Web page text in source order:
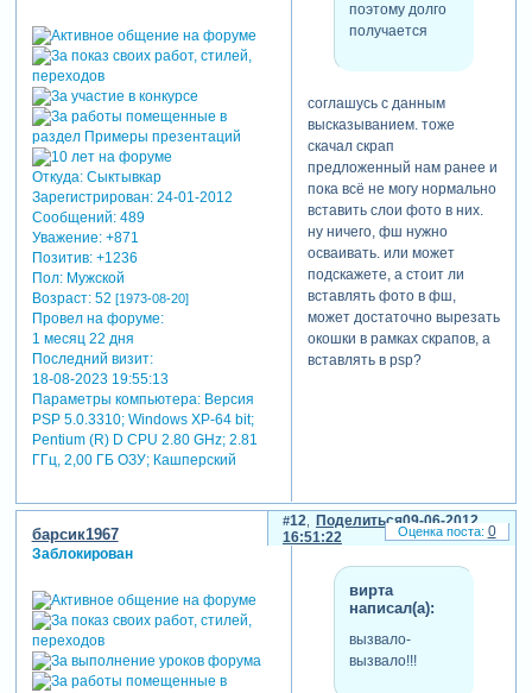
Откуда:Сыктывкар
Зарегистрирован: 24-01-2012
Сообщений:489
Уважение: +871
Позитив: +1236
Пол:Мужской
Возраст:52 [1973-08-20]
Провел на форуме:
1 месяц 22 дня
Последний визит:
18-08-2023 19:55:13
Параметры компьютера:Версия
PSP 5.0.3310; Windows XP-64 bit;
Pentium (R) D CPU 2.80 GHz; 2.81
ГГц, 2,00 ГБ ОЗУ; Кашперский
поэтому долго
получается
соглашусь с данным
высказыванием. тоже
скачал скрап
предложенный нам ранее и
пока всё не могу нормально
вставить слои фото в них.
ну ничего, фш нужно
осваивать. или может
подскажете, а стоит ли
вставлять фото в фш,
может достаточно вырезать
окошки в рамках скрапов, а
вставлять в psp?
Поделиться
12
09-06-2012
16:51:22
барсик1967
Заблокирован
вирта
написал(а):
вызвало-
вызвало!!!
0